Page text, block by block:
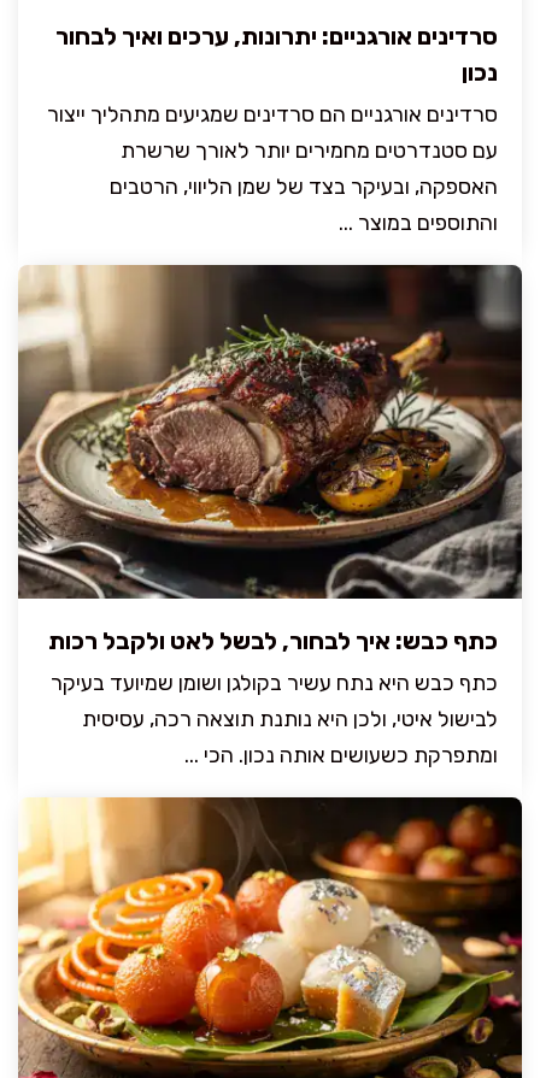
סרדינים אורגניים: יתרונות, ערכים ואיך לבחור
נכון
סרדינים אורגניים הם סרדינים שמגיעים מתהליך ייצור
עם סטנדרטים מחמירים יותר לאורך שרשרת
האספקה, ובעיקר בצד של שמן הליווי, הרטבים
והתוספים במוצר ...
כתף כבש: איך לבחור, לבשל לאט ולקבל רכות
כתף כבש היא נתח עשיר בקולגן ושומן שמיועד בעיקר
לבישול איטי, ולכן היא נותנת תוצאה רכה, עסיסית
ומתפרקת כשעושים אותה נכון. הכי ...